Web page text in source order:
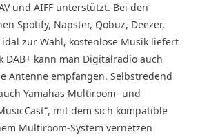
und AIFF unterstützt. Bei den
Spotify, Napster, Qobuz, Deezer,
zur Wahl, kostenlose Musik liefert
DAB+ kann man Digitalradio auch
Antenne empfangen. Selbstredend
Yamahas Multiroom- und
mit dem sich kompatible
Multiroom-System vernetzen